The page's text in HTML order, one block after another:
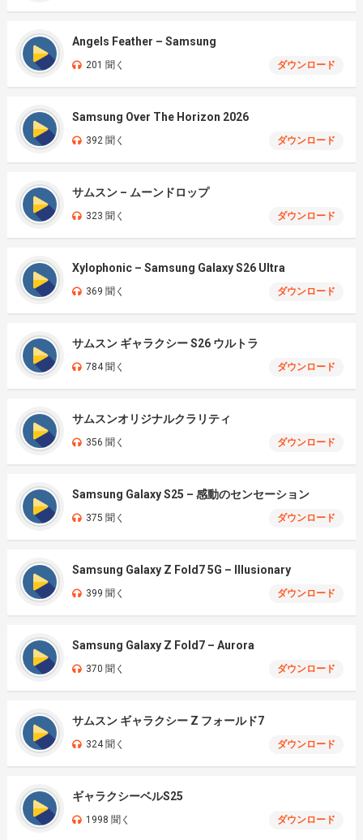
Angels Feather – Samsung
201 聞く ダウンロード
Samsung Over The Horizon 2026
392 聞く ダウンロード
サムスン – ムーンドロップ
323 聞く ダウンロード
Xylophonic – Samsung Galaxy S26 Ultra
369 聞く ダウンロード
サムスン ギャラクシー S26 ウルトラ
784 聞く ダウンロード
サムスンオリジナルクラリティ
356 聞く ダウンロード
Samsung Galaxy S25 – 感動のセンセーション
375 聞く ダウンロード
Samsung Galaxy Z Fold7 5G – Illusionary
399 聞く ダウンロード
Samsung Galaxy Z Fold7 – Aurora
370 聞く ダウンロード
サムスン ギャラクシー Z フォールド7
324 聞く ダウンロード
ギャラクシーベルS25
1998 聞く ダウンロード